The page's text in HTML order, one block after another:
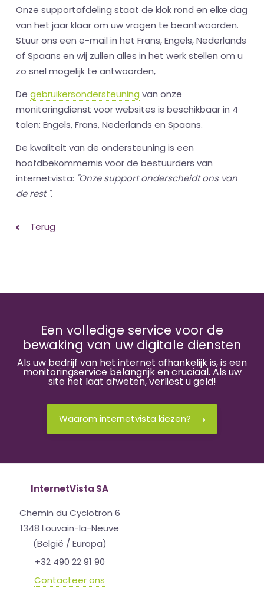
Onze supportafdeling staat de klok rond en elke dag
van het jaar klaar om uw vragen te beantwoorden.
Stuur ons een e-mail in het Frans, Engels, Nederlands
of Spaans en wij zullen alles in het werk stellen om u
zo snel mogelijk te antwoorden,
De gebruikersondersteuning van onze
monitoringdienst voor websites is beschikbaar in 4
talen: Engels, Frans, Nederlands en Spaans.
De kwaliteit van de ondersteuning is een
hoofdbekommernis voor de bestuurders van
internetvista: "Onze support onderscheidt ons van
de rest ".
Terug
Een volledige service voor de
bewaking van uw digitale diensten
Als uw bedrijf van het internet afhankelijk is, is een
monitoringservice belangrijk en cruciaal. Als uw
site het laat afweten, verliest u geld!
Waarom internetvista kiezen?
InternetVista SA
Chemin du Cyclotron 6
1348 Louvain-la-Neuve
(België / Europa)
+32 490 22 91 90
Contacteer ons